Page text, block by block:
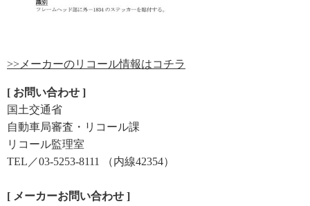
>>メーカーのリコール情報はコチラ
[ お問い合わせ ]
国土交通省
自動車局審査・リコール課
リコール監理室
TEL／03-5253-8111 （内線42354）
[ メーカーお問い合わせ ]